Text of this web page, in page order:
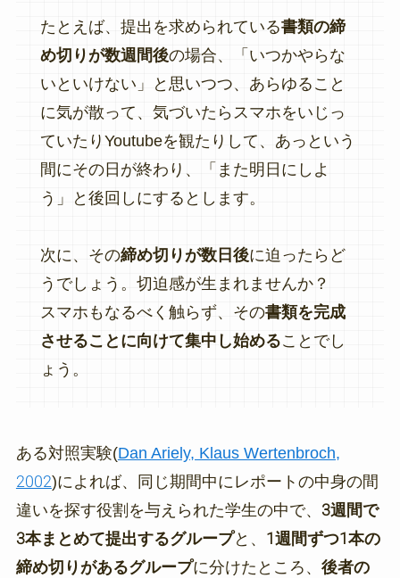
たとえば、提出を求められている書類の締
め切りが数週間後の場合、「いつかやらな
いといけない」と思いつつ、あらゆること
に気が散って、気づいたらスマホをいじっ
ていたりYoutubeを観たりして、あっという
間にその日が終わり、「また明日にしよ
う」と後回しにするとします。
次に、その締め切りが数日後に迫ったらど
うでしょう。切迫感が生まれませんか？
スマホもなるべく触らず、その書類を完成
させることに向けて集中し始めることでし
ょう。
ある対照実験(Dan Ariely, Klaus Wertenbroch,
2002)によれば、同じ期間中にレポートの中身の間
違いを探す役割を与えられた学生の中で、 3週間で
3本まとめて提出するグループと、 1週間ずつ1本の
締め切りがあるグループに分けたところ、 後者の